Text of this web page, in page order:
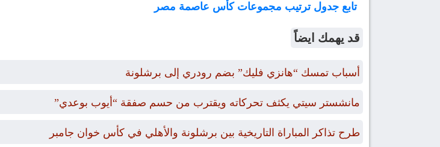
تابع جدول ترتيب مجموعات كأس عاصمة مصر
قد يهمك ايضاً
أسباب تمسك “هانزي فليك” بضم رودري إلى برشلونة
مانشستر سيتي يكثف تحركاته ويقترب من حسم صفقة “أيوب بوعدي”
طرح تذاكر المباراة التاريخية بين برشلونة والأهلي في كأس خوان جامبر